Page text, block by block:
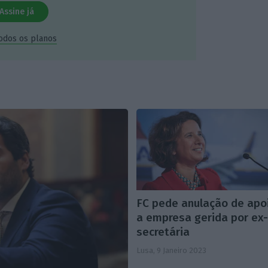
Assine já
os planos
FC pede anulação de
a empresa gerida por ex-
secretária
Lusa, 9 Janeiro 2023